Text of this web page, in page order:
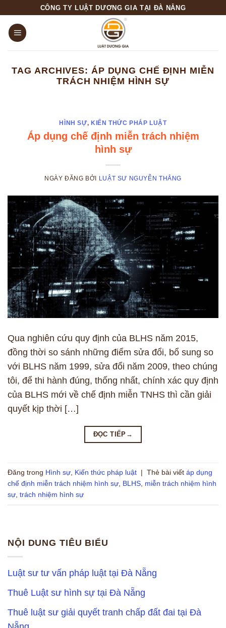
content
CÔNG TY LUẬT DƯƠNG GIA TẠI ĐÀ NẴNG
TAG ARCHIVES: ÁP DỤNG CHẾ ĐỊNH MIỄN
TRÁCH NHIỆM HÌNH SỰ
HÌNH SỰ, KIẾN THỨC PHÁP LUẬT
Áp dụng chế định miễn trách nhiệm
hình sự
NGÀY ĐĂNG BỞI LUẬT SƯ NGUYỄN THẮNG
Qua nghiên cứu quy định của BLHS năm 2015,
đồng thời so sánh những điểm sửa đổi, bổ sung so
với BLHS năm 1999, sửa đổi năm 2009, theo chúng
tôi, để thi hành đúng, thống nhất, chính xác quy định
của BLHS mới về chế định miễn TNHS thì cần giải
quyết kịp thời […]
ĐỌC TIẾP →
Đăng trong Hình sự, Kiến thức pháp luật | Thẻ bài viết áp dụng
chế định miễn trách nhiệm hình sự, BLHS, miễn trách nhiệm hình
sự, trách nhiệm hình sự
NỘI DUNG TIÊU BIỂU
Luật sư tư vấn pháp luật tại Đà Nẵng
Thuê Luật sư hình sự tại Đà Nẵng
Thuê luật sư giải quyết tranh chấp đất đai tại Đà